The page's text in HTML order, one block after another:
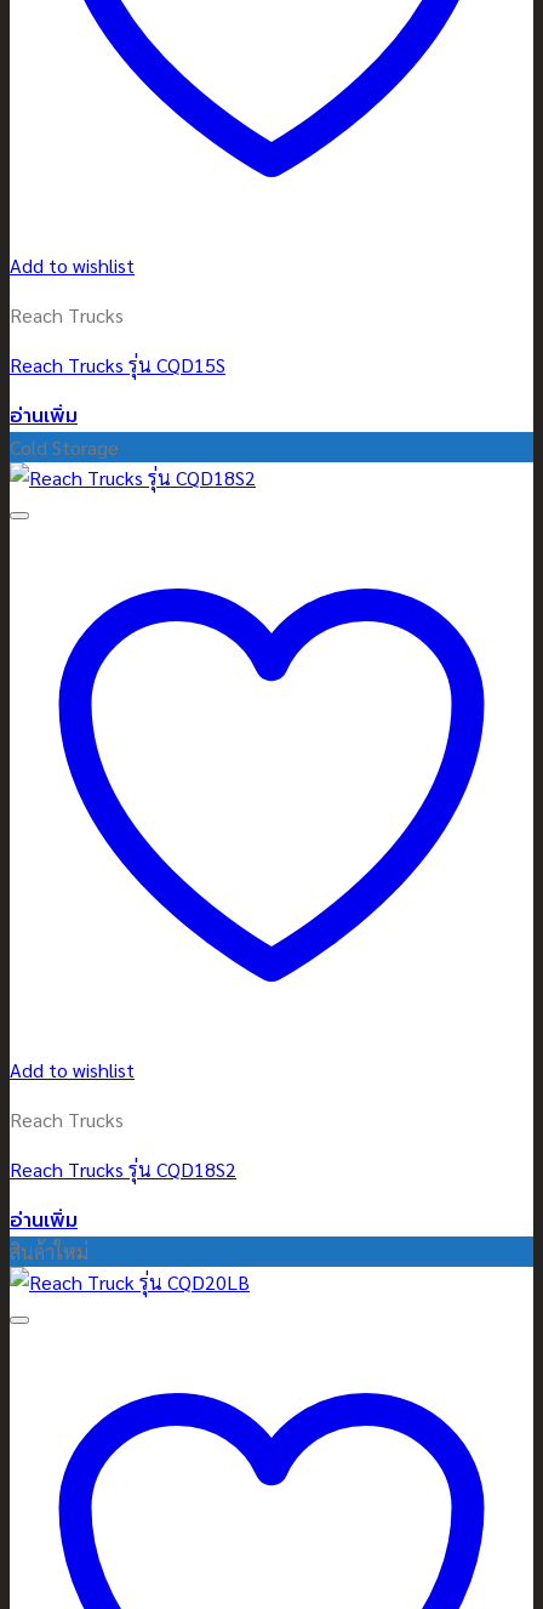
Add to wishlist
Reach Trucks
Reach Trucks รุ่น CQD15S
อ่านเพิ่ม
Cold Storage
Add to wishlist
Reach Trucks
Reach Trucks รุ่น CQD18S2
อ่านเพิ่ม
สินค้าใหม่